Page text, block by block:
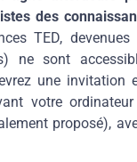
des
TED, devenues
ne sont
une invitation
votre
proposé),